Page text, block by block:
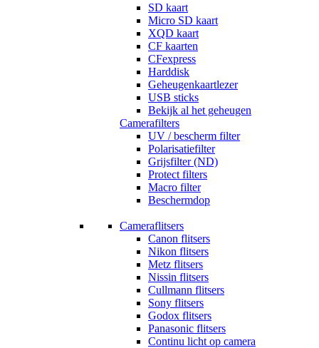
SD kaart
Micro SD kaart
XQD kaart
CF kaarten
CFexpress
Harddisk
Geheugenkaartlezer
USB sticks
Bekijk al het geheugen
Camerafilters
UV / bescherm filter
Polarisatiefilter
Grijsfilter (ND)
Protect filters
Macro filter
Beschermdop
Cameraflitsers
Canon flitsers
Nikon flitsers
Metz flitsers
Nissin flitsers
Cullmann flitsers
Sony flitsers
Godox flitsers
Panasonic flitsers
Continu licht op camera